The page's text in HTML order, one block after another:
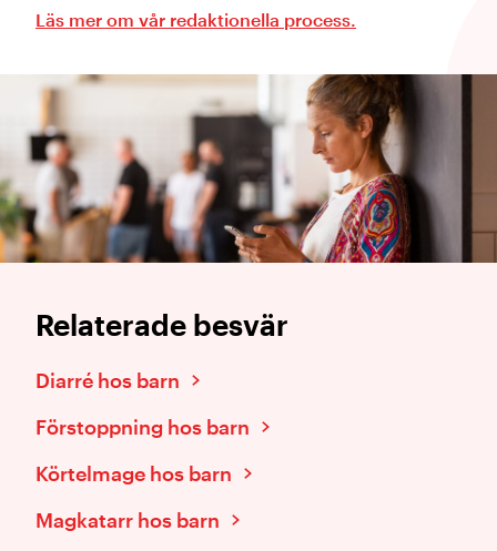
Läs mer om vår redaktionella process.
Relaterade besvär
Diarré hos barn
Förstoppning hos barn
Körtelmage hos barn
Magkatarr hos barn